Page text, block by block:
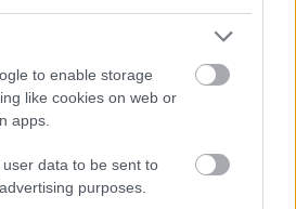
to enable storage
like cookies on web or
apps.
data to be sent to
purposes.